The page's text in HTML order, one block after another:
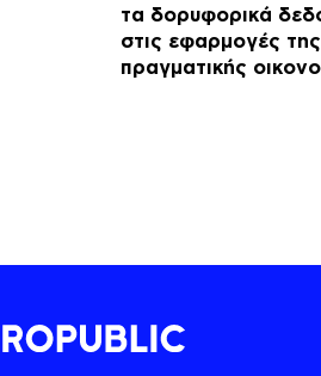
τα δορυφορικά
στις εφαρμογές της
πραγματικής